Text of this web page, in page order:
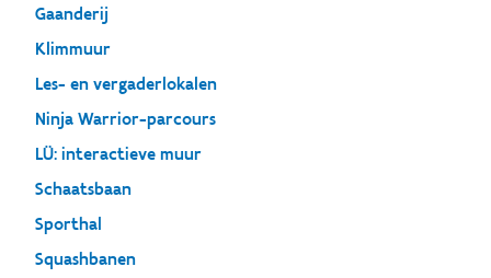
Gaanderij
Klimmuur
Les- en vergaderlokalen
Ninja Warrior-parcours
LÜ: interactieve muur
Schaatsbaan
Sporthal
Squashbanen